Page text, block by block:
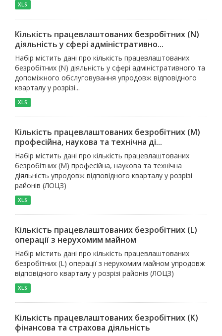
XLS
Кількість працевлаштованих безробітних (N)
діяльність у сфері адміністративно...
Набір містить дані про кількість працевлаштованих
безробітних (N) діяльність у сфері адміністративного та
допоміжного обслуговування упродовж відповідного
кварталу у розрізі...
XLS
Кількість працевлаштованих безробітних (M)
професійна, наукова та технічна ді...
Набір містить дані про кількість працевлаштованих
безробітних (M) професійна, наукова та технічна
діяльність упродовж відповідного кварталу у розрізі
районів (ЛОЦЗ)
XLS
Кількість працевлаштованих безробітних (L)
операції з нерухомим майном
Набір містить дані про кількість працевлаштованих
безробітних (L) операції з нерухомим майном упродовж
відповідного кварталу у розрізі районів (ЛОЦЗ)
XLS
Кількість працевлаштованих безробітних (K)
фінансова та страхова діяльність